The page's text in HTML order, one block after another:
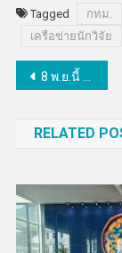
Tagged กทม.
เครือข่ายนักวิจัย
แนะแนว
8 พ.ย.นี้ เปิดศูนย์ธรรมาภิบาลปัญญาประดิษฐ์แห่งแรกในไทย
RELATED